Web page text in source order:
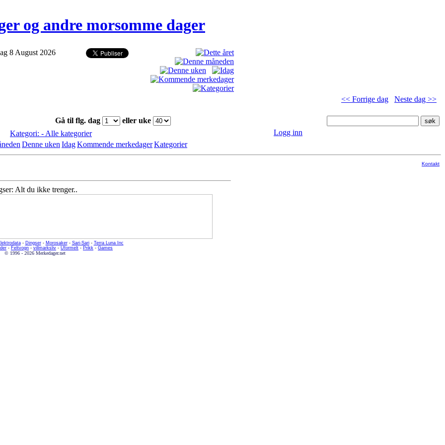
og andre morsomme dager
8 August 2026
<< Forrige dag Neste dag >>
Gå til flg. dag
eller uke
Kategori: - Alle kategorier
Denne uken IdagKommende merkedagerKategorier
Logg inn
Alt du ikke trenger..
- Dingser- Morosaker- Sari-Sari- Terra Luna Inc
- Feltvogn - villmarksliv - Uformelt - Prikk - Games
© 1996 - 2026 Merkedager.net
Kontakt